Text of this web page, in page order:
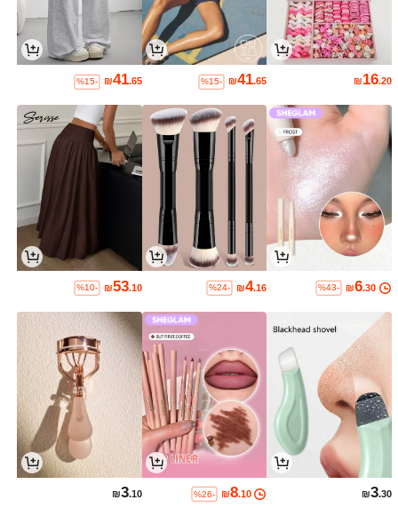
₪16.20
₪41.65
%15-
₪41.65
%15-
₪6.30
%43-
₪4.16
%24-
₪53.10
%10-
₪3.30
₪8.10
%26-
₪3.10